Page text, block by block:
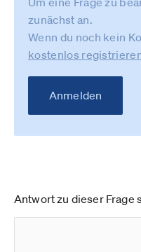
zunächst an.
Wenn du noch kein
kostenlos
Anmelden
Antwort zu dieser Frage